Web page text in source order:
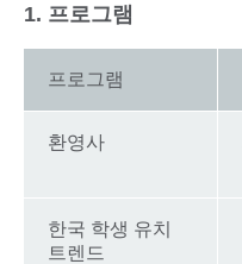
1. 프로그램
프로그램
환영사
한국 학생 유치
트렌드